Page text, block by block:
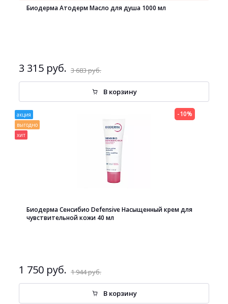
Биодерма Атодерм Масло для душа 1000 мл
3 315 руб. 3 683 руб.
В корзину
акция
выгодно
хит
Биодерма Сенсибио Defensive Насыщенный крем для
чувствительной кожи 40 мл
1 750 руб. 1 944 руб.
-10%
В корзину